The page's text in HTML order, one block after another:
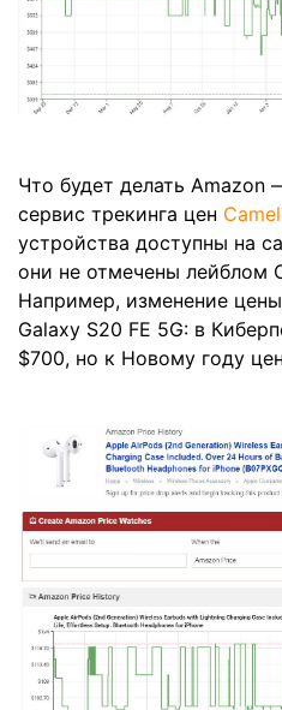
Что будет делать Amazon
сервис трекинга цен
устройства доступны на
они не отмечены лейблом
Например, изменение
Galaxy S20 FE 5G: в
$700, но к Новому году